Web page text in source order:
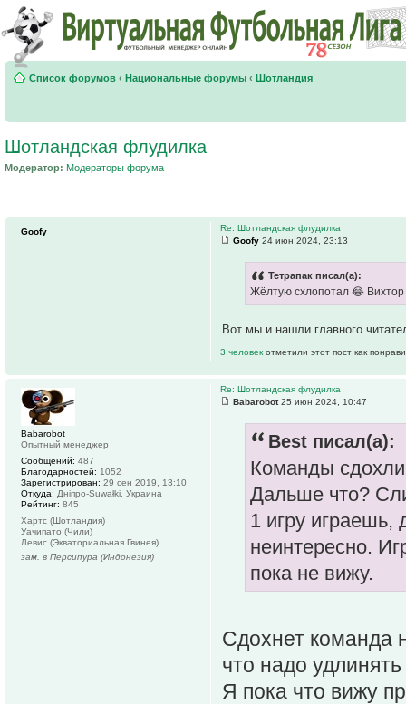
Список форумов ‹ Национальные форумы ‹ Шотландия
Шотландская флудилка
Модератор: Модераторы форума
Re: Шотландская флудилка
Goofy 24 июн 2024, 23:13
Тетрапак писал(а):
Жёлтую схлопотал 😂 Вихтор
Вот мы и нашли главного
3 человек отметили этот пост как
Goofy
Re: Шотландская флудилка
Babarobot25 июн 2024, 10:47
Best писал(а):
Команды сдохли
Дальше что?
1 игру играешь,
неинтересно.
пока не вижу.
Сдохнет команда
что надо
Я пока что вижу
Babarobot
Опытный менеджер
Сообщений: 487
Благодарностей: 1052
Зарегистрирован: 29 сен 2019, 13:10
Откуда: Дніпро-Suwałki, Украина
Рейтинг: 845
Хартс (Шотландия)
Уачипато (Чили)
Левис (Экваториальная Гвинея)
зам. в Персипура (Индонезия)